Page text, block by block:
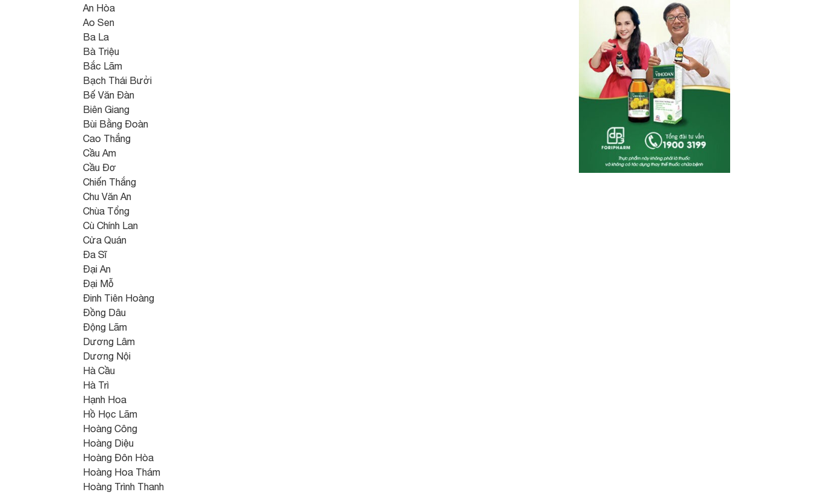
An Hòa
Ao Sen
Ba La
Bà Triệu
Bắc Lãm
Bạch Thái Bưởi
Bế Văn Đàn
Biên Giang
Bùi Bằng Đoàn
Cao Thắng
Cầu Am
Cầu Đơ
Chiến Thắng
Chu Văn An
Chùa Tổng
Cù Chính Lan
Cửa Quán
Đa Sĩ
Đại An
Đại Mỗ
Đinh Tiên Hoàng
Đồng Dâu
Động Lãm
Dương Lâm
Dương Nội
Hà Cầu
Hà Trì
Hạnh Hoa
Hồ Học Lãm
Hoàng Công
Hoàng Diệu
Hoàng Đôn Hòa
Hoàng Hoa Thám
Hoàng Trình Thanh